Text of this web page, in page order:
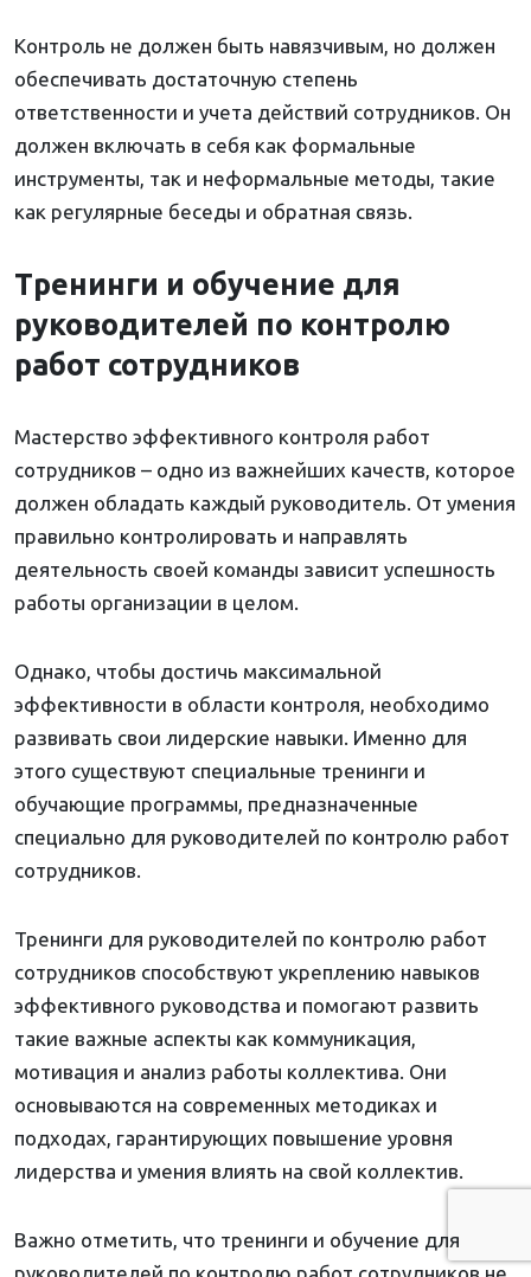
Контроль не должен быть навязчивым, но должен
обеспечивать достаточную степень
ответственности и учета действий сотрудников. Он
должен включать в себя как формальные
инструменты, так и неформальные методы, такие
как регулярные беседы и обратная связь.
Тренинги и обучение для
руководителей по контролю
работ сотрудников
Мастерство эффективного контроля работ
сотрудников – одно из важнейших качеств, которое
должен обладать каждый руководитель. От умения
правильно контролировать и направлять
деятельность своей команды зависит успешность
работы организации в целом.
Однако, чтобы достичь максимальной
эффективности в области контроля, необходимо
развивать свои лидерские навыки. Именно для
этого существуют специальные тренинги и
обучающие программы, предназначенные
специально для руководителей по контролю работ
сотрудников.
Тренинги для руководителей по контролю работ
сотрудников способствуют укреплению навыков
эффективного руководства и помогают развить
такие важные аспекты как коммуникация,
мотивация и анализ работы коллектива. Они
основываются на современных методиках и
подходах, гарантирующих повышение уровня
лидерства и умения влиять на свой коллектив.
Важно отметить, что тренинги и обучение для